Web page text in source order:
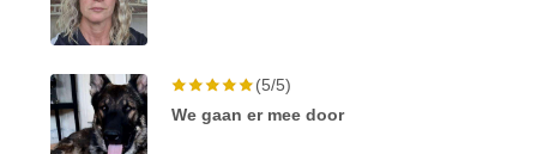
(5/5)
We gaan er mee door